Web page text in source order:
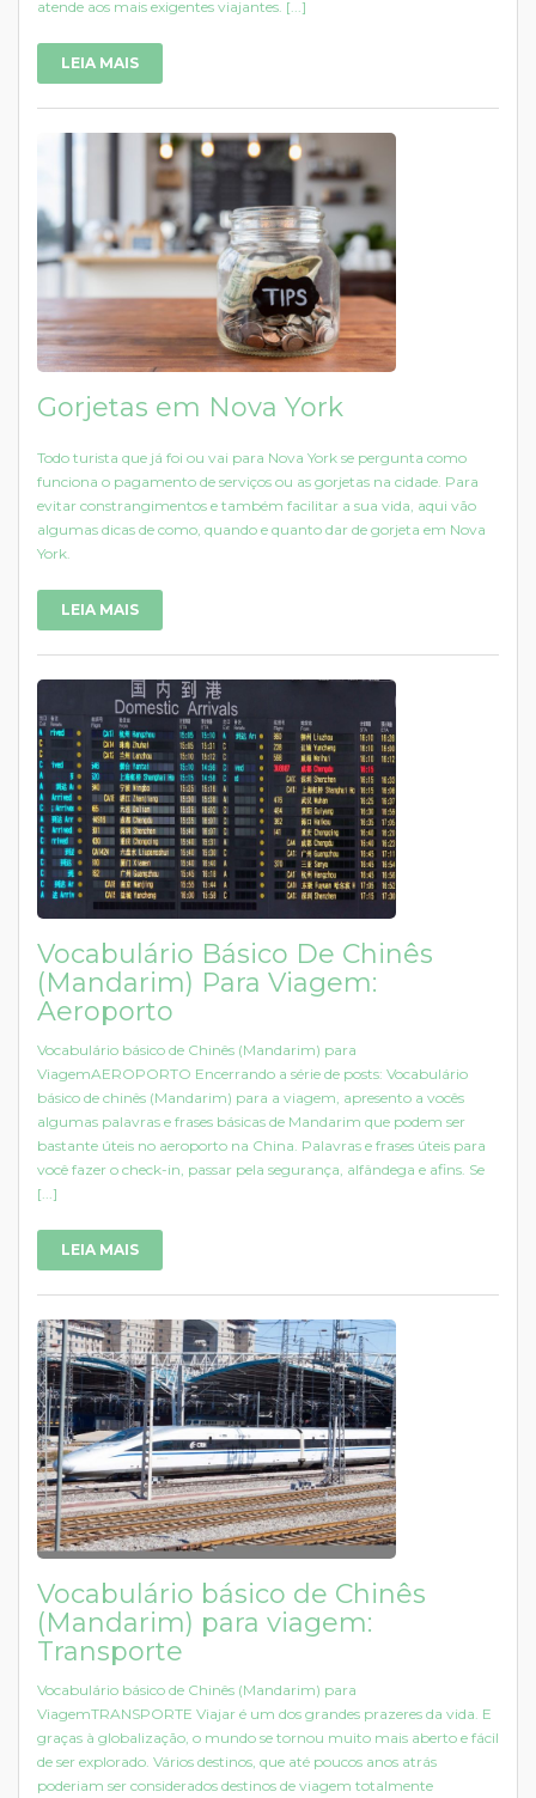
atende aos mais exigentes viajantes. [...]
LEIA MAIS
Gorjetas em Nova York
Todo turista que já foi ou vai para Nova York se pergunta como
funciona o pagamento de serviços ou as gorjetas na cidade. Para
evitar constrangimentos e também facilitar a sua vida, aqui vão
algumas dicas de como, quando e quanto dar de gorjeta em Nova
York.
LEIA MAIS
Vocabulário Básico De Chinês
(Mandarim) Para Viagem:
Aeroporto
Vocabulário básico de Chinês (Mandarim) para
ViagemAEROPORTO Encerrando a série de posts: Vocabulário
básico de chinês (Mandarim) para a viagem, apresento a vocês
algumas palavras e frases básicas de Mandarim que podem ser
bastante úteis no aeroporto na China. Palavras e frases úteis para
você fazer o check-in, passar pela segurança, alfândega e afins. Se
[...]
LEIA MAIS
Vocabulário básico de Chinês
(Mandarim) para viagem:
Transporte
Vocabulário básico de Chinês (Mandarim) para
ViagemTRANSPORTE Viajar é um dos grandes prazeres da vida. E
graças à globalização, o mundo se tornou muito mais aberto e fácil
de ser explorado. Vários destinos, que até poucos anos atrás
poderiam ser considerados destinos de viagem totalmente